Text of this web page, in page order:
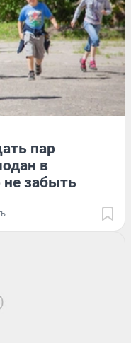
пар
в
не забыть